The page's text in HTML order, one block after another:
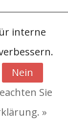
interne
Nein
Sie
»